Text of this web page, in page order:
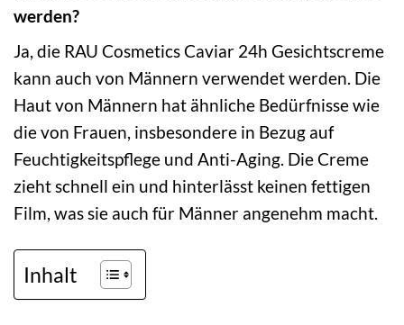
werden?
Ja, die RAU Cosmetics Caviar 24h Gesichtscreme
kann auch von Männern verwendet werden. Die
Haut von Männern hat ähnliche Bedürfnisse wie
die von Frauen, insbesondere in Bezug auf
Feuchtigkeitspflege und Anti-Aging. Die Creme
zieht schnell ein und hinterlässt keinen fettigen
Film, was sie auch für Männer angenehm macht.
Inhalt